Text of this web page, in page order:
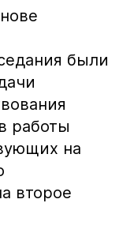
были
работы
на
второе